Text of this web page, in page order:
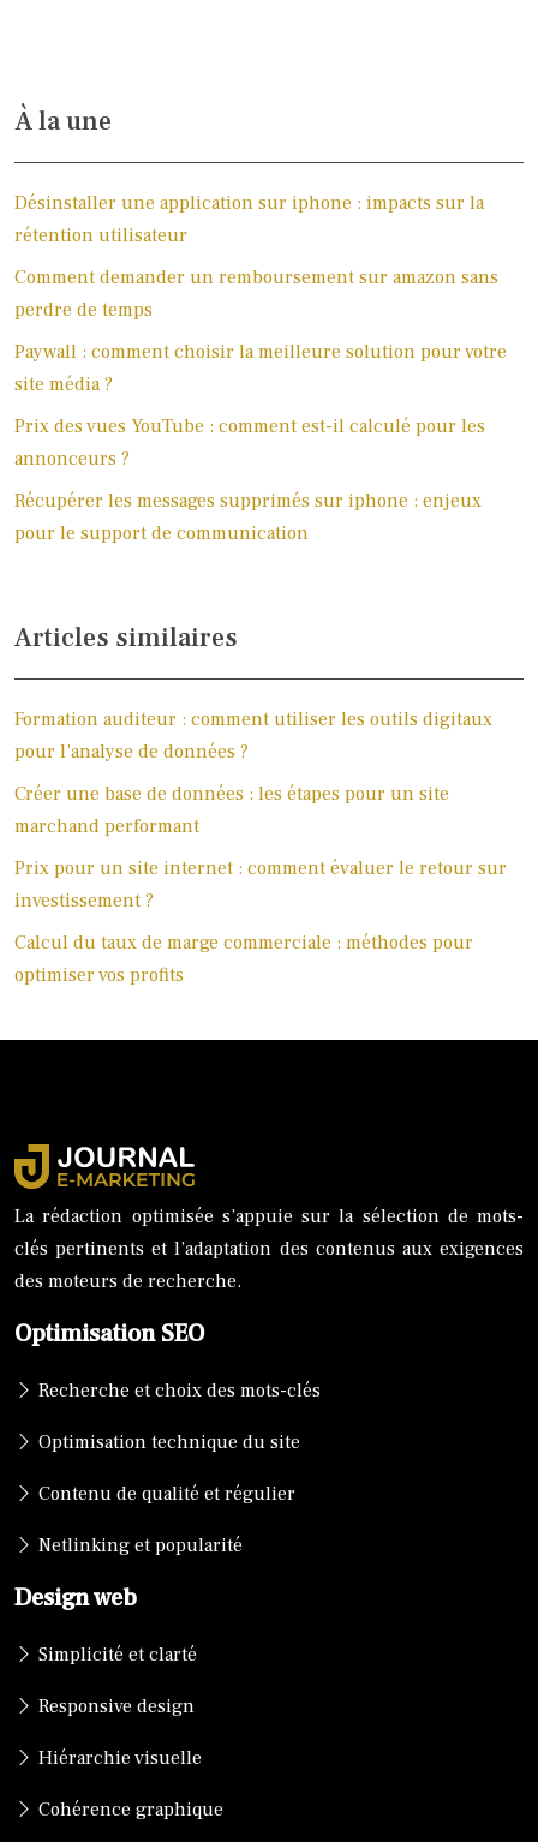
À la une
Désinstaller une application sur iphone : impacts sur la
rétention utilisateur
Comment demander un remboursement sur amazon sans
perdre de temps
Paywall : comment choisir la meilleure solution pour votre
site média ?
Prix des vues YouTube : comment est-il calculé pour les
annonceurs ?
Récupérer les messages supprimés sur iphone : enjeux
pour le support de communication
Articles similaires
Formation auditeur : comment utiliser les outils digitaux
pour l’analyse de données ?
Créer une base de données : les étapes pour un site
marchand performant
Prix pour un site internet : comment évaluer le retour sur
investissement ?
Calcul du taux de marge commerciale : méthodes pour
optimiser vos profits
La rédaction optimisée s’appuie sur la sélection de mots-
clés pertinents et l’adaptation des contenus aux exigences
des moteurs de recherche.
Optimisation SEO
Recherche et choix des mots-clés
Optimisation technique du site
Contenu de qualité et régulier
Netlinking et popularité
Design web
Simplicité et clarté
Responsive design
Hiérarchie visuelle
Cohérence graphique